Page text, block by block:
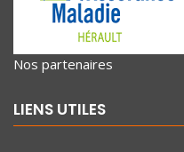
Nos partenaires
LIENS UTILES